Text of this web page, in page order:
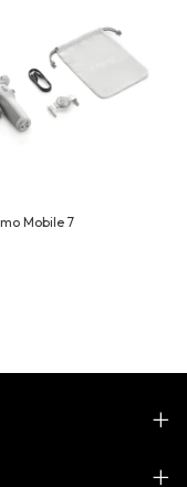
Mobile 7